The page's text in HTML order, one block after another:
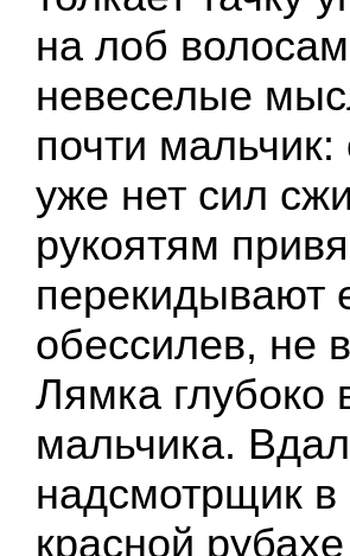
на лоб
невеселые
почти мальчик:
уже нет сил
рукоятям
перекидывают
обессилев, не
Лямка глубоко
мальчика.
надсмотрщик в
красной